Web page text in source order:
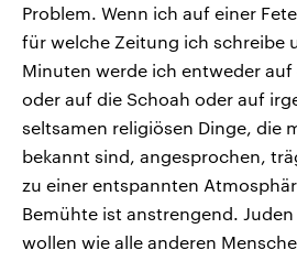
Problem. Wenn ich auf einer
für welche Zeitung ich schreibe
Minuten werde ich entweder
oder auf die Schoah oder auf
seltsamen religiösen Dinge, die
bekannt sind, angesprochen,
zu einer entspannten
Bemühte ist anstrengend.
wollen wie alle anderen